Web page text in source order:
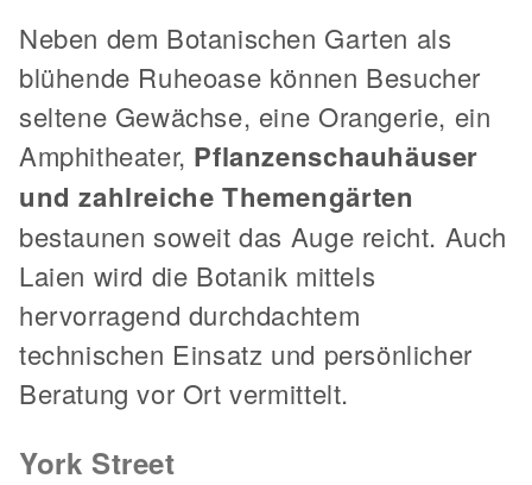
Neben dem Botanischen Garten als
blühende Ruheoase können Besucher
seltene Gewächse, eine Orangerie, ein
Amphitheater, Pflanzenschauhäuser
und zahlreiche Themengärten
bestaunen soweit das Auge reicht. Auch
Laien wird die Botanik mittels
hervorragend durchdachtem
technischen Einsatz und persönlicher
Beratung vor Ort vermittelt.
York Street